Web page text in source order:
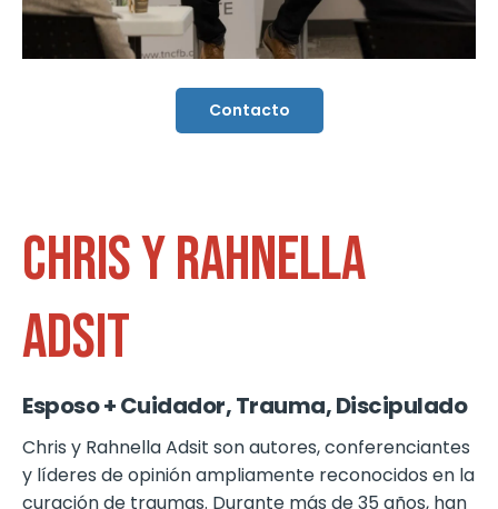
Contacto
CHRIS Y RAHNELLA
ADSIT
Esposo + Cuidador, Trauma, Discipulado
Chris y Rahnella Adsit son autores, conferenciantes
y líderes de opinión ampliamente reconocidos en la
curación de traumas. Durante más de 35 años, han